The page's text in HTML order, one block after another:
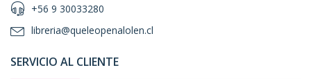
+56 9 30033280
libreria@queleopenalolen.cl
SERVICIO AL CLIENTE